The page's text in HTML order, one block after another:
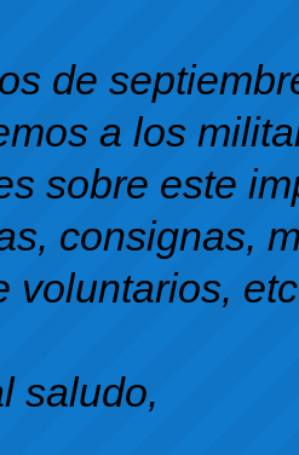
de
a los
sobre este
consignas,
voluntarios,
saludo,